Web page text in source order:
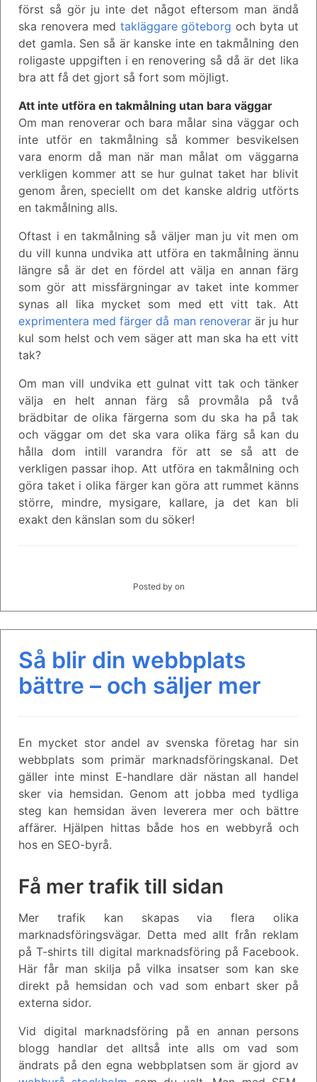
först så gör ju inte det något eftersom man ändå
ska renovera med takläggare göteborg och byta ut
det gamla. Sen så är kanske inte en takmålning den
roligaste uppgiften i en renovering så då är det lika
bra att få det gjort så fort som möjligt.
Att inte utföra en takmålning utan bara väggar
Om man renoverar och bara målar sina väggar och
inte utför en takmålning så kommer besvikelsen
vara enorm då man när man målat om väggarna
verkligen kommer att se hur gulnat taket har blivit
genom åren, speciellt om det kanske aldrig utförts
en takmålning alls.
Oftast i en takmålning så väljer man ju vit men om
du vill kunna undvika att utföra en takmålning ännu
längre så är det en fördel att välja en annan färg
som gör att missfärgningar av taket inte kommer
synas all lika mycket som med ett vitt tak. Att
exprimentera med färger då man renoverarär ju hur
kul som helst och vem säger att man ska ha ett vitt
tak?
Om man vill undvika ett gulnat vitt tak och tänker
välja en helt annan färg så provmåla på två
brädbitar de olika färgerna som du ska ha på tak
och väggar om det ska vara olika färg så kan du
hålla dom intill varandra för att se så att de
verkligen passar ihop. Att utföra en takmålning och
göra taket i olika färger kan göra att rummet känns
större, mindre, mysigare, kallare, ja det kan bli
exakt den känslan som du söker!
Posted by on
Så blir din webbplats
bättre – och säljer mer
En mycket stor andel av svenska företag har sin
webbplats som primär marknadsföringskanal. Det
gäller inte minst E-handlare där nästan all handel
sker via hemsidan. Genom att jobba med tydliga
steg kan hemsidan även leverera mer och bättre
affärer. Hjälpen hittas både hos en webbyrå och
hos en SEO-byrå.
Få mer trafik till sidan
Mer trafik kan skapas via flera olika
marknadsföringsvägar. Detta med allt från reklam
på T-shirts till digital marknadsföring på Facebook.
Här får man skilja på vilka insatser som kan ske
direkt på hemsidan och vad som enbart sker på
externa sidor.
Vid digital marknadsföring på en annan persons
blogg handlar det alltså inte alls om vad som
ändrats på den egna webbplatsen som är gjord av